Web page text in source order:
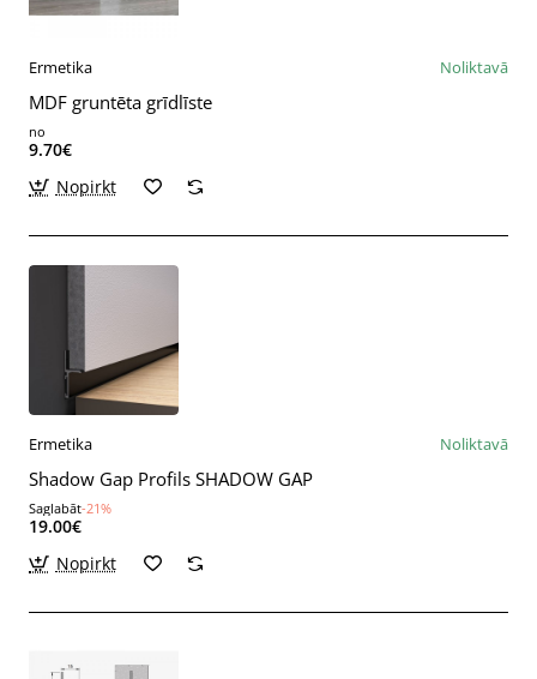
Ermetika Noliktavā
MDF gruntēta grīdlīste
no
9.70€
Nopirkt
Ermetika Noliktavā
Shadow Gap Profils SHADOW GAP
Saglabāt-21%
19.00€
Nopirkt